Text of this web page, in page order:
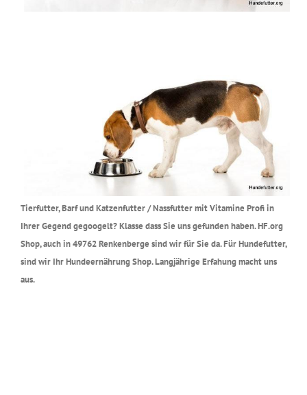
Tierfutter, Barf und Katzenfutter / Nassfutter mit Vitamine Profi in
Ihrer Gegend gegoogelt? Klasse dass Sie uns gefunden haben. HF.org
Shop, auch in 49762 Renkenberge sind wir für Sie da. Für Hundefutter,
sind wir Ihr Hundeernährung Shop. Langjährige Erfahung macht uns
aus.